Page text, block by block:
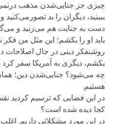
چیزی جز جنایی‌شدن مذهب
ببینید، دیگران را بد
دست به جنایت هم می‌زنید و
باید او را بکشم؛ این مثل من فکر
روشنفکر دینی در حال اصلاحات
بکشم، دیگری به آمریکا سفر کرد
چه می‌شود؟ جنایی‌شدن دین؛
هستیم.
در این فضایی که ترسیم کردید
کجا دیده شده است؟
در این مورد مشکلاتی داریم.